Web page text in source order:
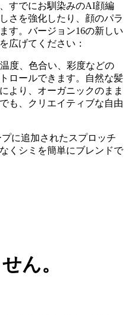
すでにお馴染みのAI顔編
さを強化したり、顔のパラ
す。バージョン16の新しい
広げてください：
度、色合い、彩度などの
ロールできます。自然な髪
より、オーガニックのまま
も、クリエイティブな自由
に追加されたスプロッチ
くシミを簡単にブレンドで
ん。